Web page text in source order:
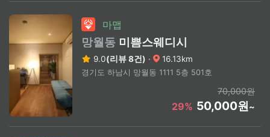
마맵
망월동 미쁨스웨디시
9.0(리뷰 8건) · 16.13km
경기도 하남시 망월동 1111 5층 501호
70,000원
29% 50,000원~